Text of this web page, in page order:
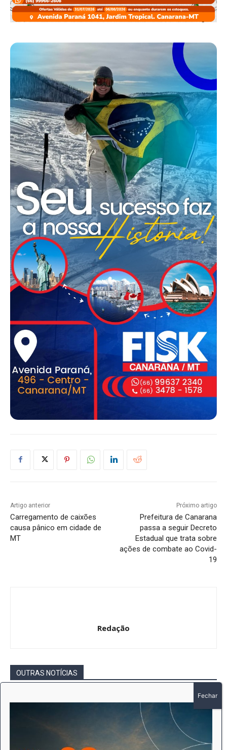
Artigo anterior
Carregamento de caixões
causa pânico em cidade de
MT
Próximo artigo
Prefeitura de Canarana
passa a seguir Decreto
Estadual que trata sobre
ações de combate ao Covid-
19
Redação
OUTRAS NOTÍCIAS
– EDER PAULO MARTINS DE CAMARGO
5 de agosto de 2026
Intimação por Edital – Ofício nº 470 /2026